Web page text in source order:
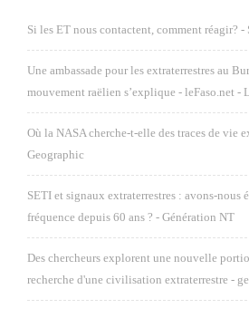
Si les ET nous contactent, comment réagir? -
Une ambassade pour les extraterrestres au
mouvement raëlien s’explique - leFaso.net -
Où la NASA cherche-t-elle des traces de vie
Geographic
SETI et signaux extraterrestres : avons-nous
fréquence depuis 60 ans ? - Génération NT
Des chercheurs explorent une nouvelle
recherche d'une civilisation extraterrestre -